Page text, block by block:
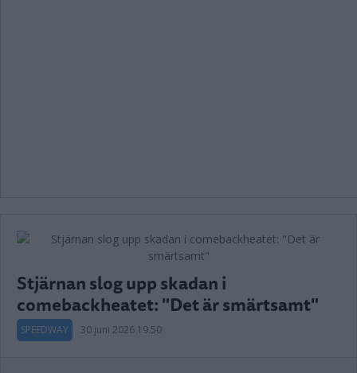
Stjärnan slog upp skadan i
comebackheatet: "Det är smärtsamt"
SPEEDWAY 30 juni 2026 19.50